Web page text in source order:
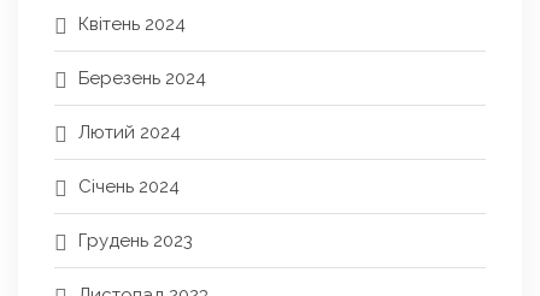
Квітень 2024
Березень 2024
Лютий 2024
Січень 2024
Грудень 2023